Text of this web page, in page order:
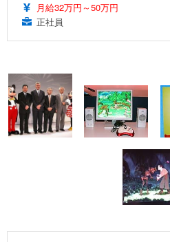
月給32万円～50万円
正社員